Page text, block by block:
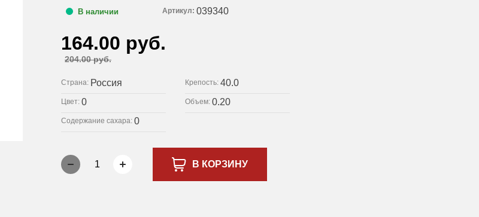
В наличии Артикул: 039340
164.00 руб.
204.00 руб.
Страна: Россия Крепость: 40.0
Цвет: 0 Объем: 0.20
Содержание сахара: 0
1 В КОРЗИНУ